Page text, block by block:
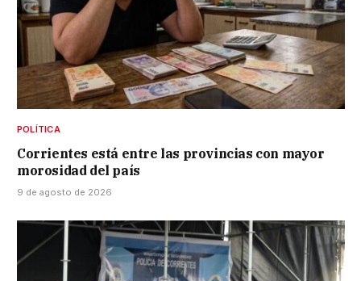
POLÍTICA
Corrientes está entre las provincias con mayor
morosidad del país
9 de agosto de 2026